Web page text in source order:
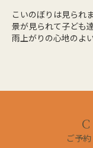
こいのぼりは見られ
景が見られて子ども
雨上がりの心地のよ
ご予